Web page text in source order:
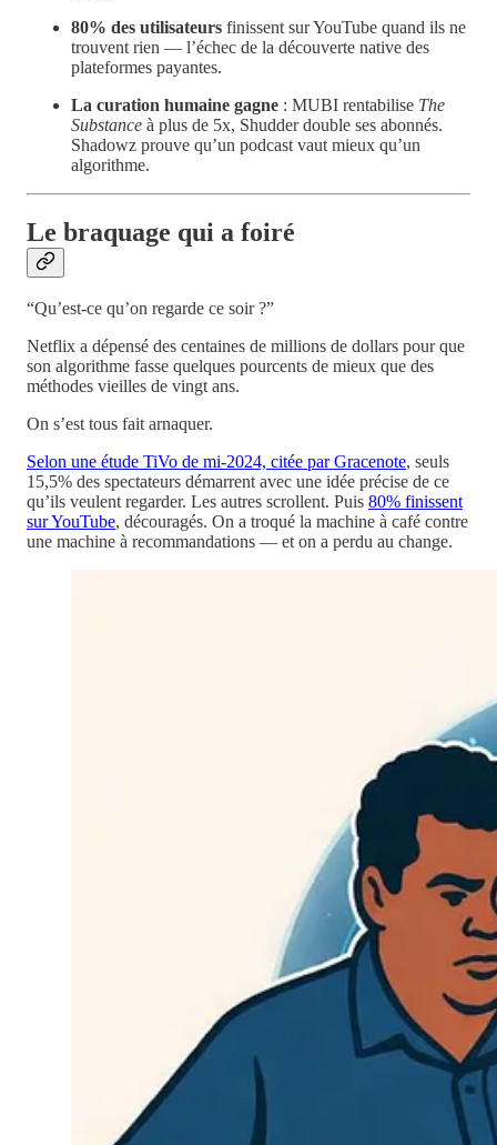
80% des utilisateurs finissent sur YouTube quand ils ne
trouvent rien — l’échec de la découverte native des
plateformes payantes.
La curation humaine gagne : MUBI rentabilise The
Substance à plus de 5x, Shudder double ses abonnés.
Shadowz prouve qu’un podcast vaut mieux qu’un
algorithme.
Le braquage qui a foiré
“Qu’est-ce qu’on regarde ce soir ?”
Netflix a dépensé des centaines de millions de dollars pour que
son algorithme fasse quelques pourcents de mieux que des
méthodes vieilles de vingt ans.
On s’est tous fait arnaquer.
Selon une étude TiVo de mi-2024, citée par Gracenote, seuls
15,5% des spectateurs démarrent avec une idée précise de ce
qu’ils veulent regarder. Les autres scrollent. Puis 80% finissent
sur YouTube, découragés. On a troqué la machine à café contre
une machine à recommandations — et on a perdu au change.